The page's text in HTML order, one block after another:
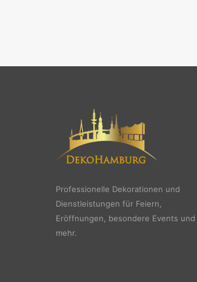
Professionelle Dekorationen und
Dienstleistungen für Feiern,
Eröffnungen, besondere Events und
mehr.